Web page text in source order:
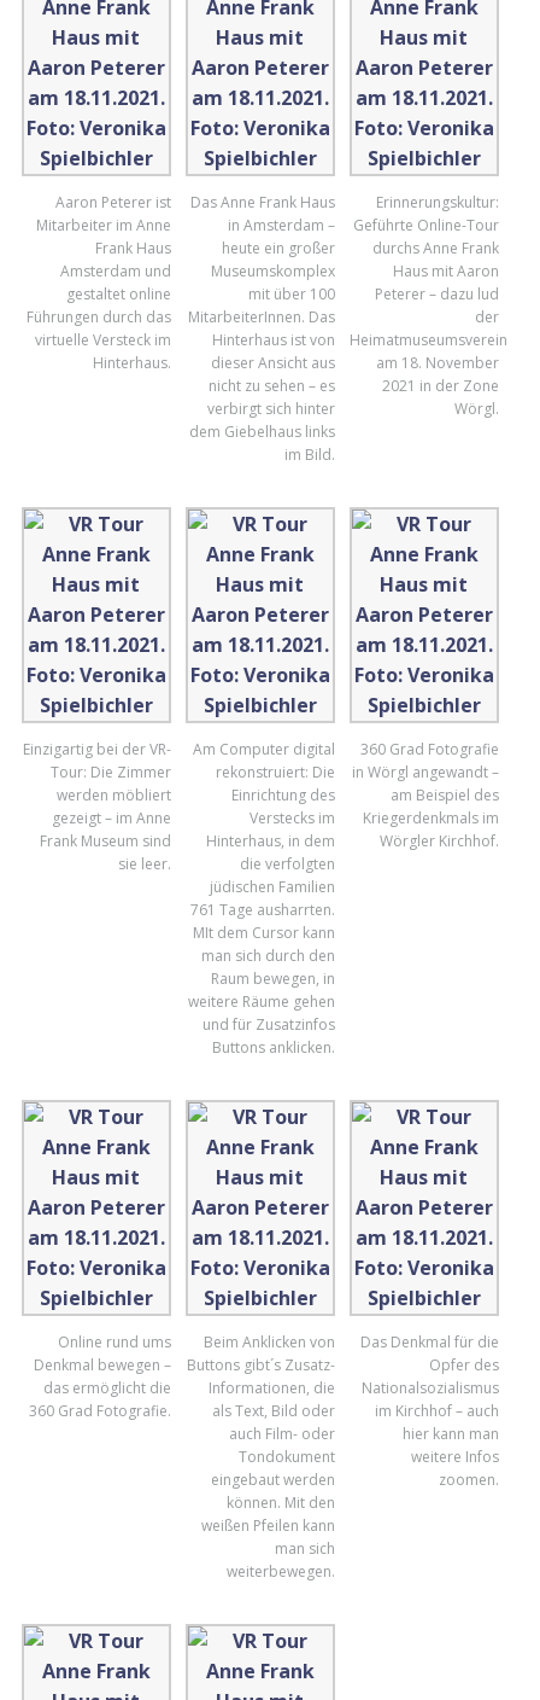
Aaron Peterer ist
Mitarbeiter im Anne
Frank Haus
Amsterdam und
gestaltet online
Führungen durch das
virtuelle Versteck im
Hinterhaus.
Das Anne Frank Haus
in Amsterdam –
heute ein großer
Museumskomplex
mit über 100
MitarbeiterInnen. Das
Hinterhaus ist von
dieser Ansicht aus
nicht zu sehen – es
verbirgt sich hinter
dem Giebelhaus links
im Bild.
Erinnerungskultur:
Geführte Online-Tour
durchs Anne Frank
Haus mit Aaron
Peterer – dazu lud
der
Heimatmuseumsverein
am 18. November
2021 in der Zone
Wörgl.
Einzigartig bei der VR-
Tour: Die Zimmer
werden möbliert
gezeigt – im Anne
Frank Museum sind
sie leer.
Am Computer digital
rekonstruiert: Die
Einrichtung des
Verstecks im
Hinterhaus, in dem
die verfolgten
jüdischen Familien
761 Tage ausharrten.
MIt dem Cursor kann
man sich durch den
Raum bewegen, in
weitere Räume gehen
und für Zusatzinfos
Buttons anklicken.
360 Grad Fotografie
in Wörgl angewandt –
am Beispiel des
Kriegerdenkmals im
Wörgler Kirchhof.
Online rund ums
Denkmal bewegen –
das ermöglicht die
360 Grad Fotografie.
Beim Anklicken von
Buttons gibt´s Zusatz-
Informationen, die
als Text, Bild oder
auch Film- oder
Tondokument
eingebaut werden
können. Mit den
weißen Pfeilen kann
man sich
weiterbewegen.
Das Denkmal für die
Opfer des
Nationalsozialismus
im Kirchhof – auch
hier kann man
weitere Infos
zoomen.